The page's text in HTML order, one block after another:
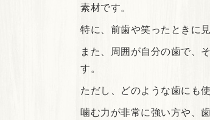
素材です。
特に、前歯や笑ったときに
また、周囲が自分の歯で、
す。
ただし、どのような歯にも
噛む力が非常に強い方や、